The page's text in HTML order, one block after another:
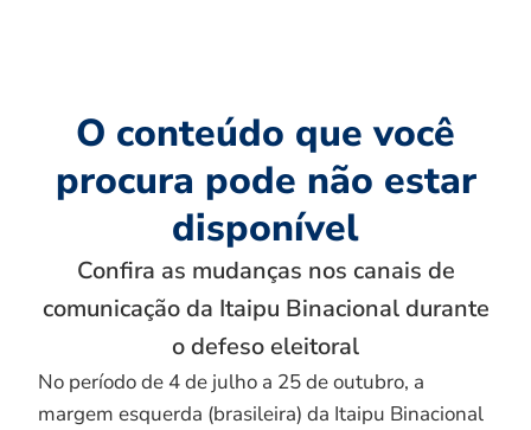
O conteúdo que você
procura pode não estar
disponível
Confira as mudanças nos canais de
comunicação da Itaipu Binacional durante
o defeso eleitoral
No período de 4 de julho a 25 de outubro, a
margem esquerda (brasileira) da Itaipu Binacional